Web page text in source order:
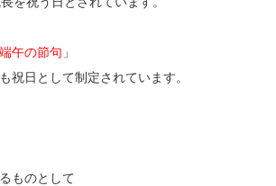
端午の節句 」
祝日として制定されています。
ものとして